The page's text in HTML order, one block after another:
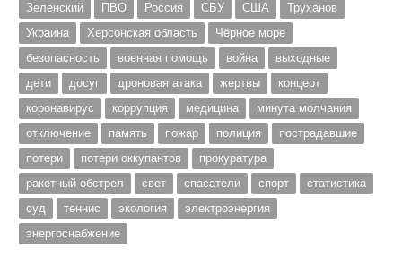
Зеленский
ПВО Россия СБУ США
Труханов
Украина
Херсонская область
Чёрное море
безопасность
военная помощь война
выходные
дети
досуг дроновая атака жертвы
концерт
коронавирус
коррупция медицина
минута молчания
отключение
память пожар полиция
пострадавшие
потери
потери оккупантов
прокуратура
ракетный обстрел
свет спасатели спорт
статистика
суд
теннис экология
электроэнергия
энергоснабжение